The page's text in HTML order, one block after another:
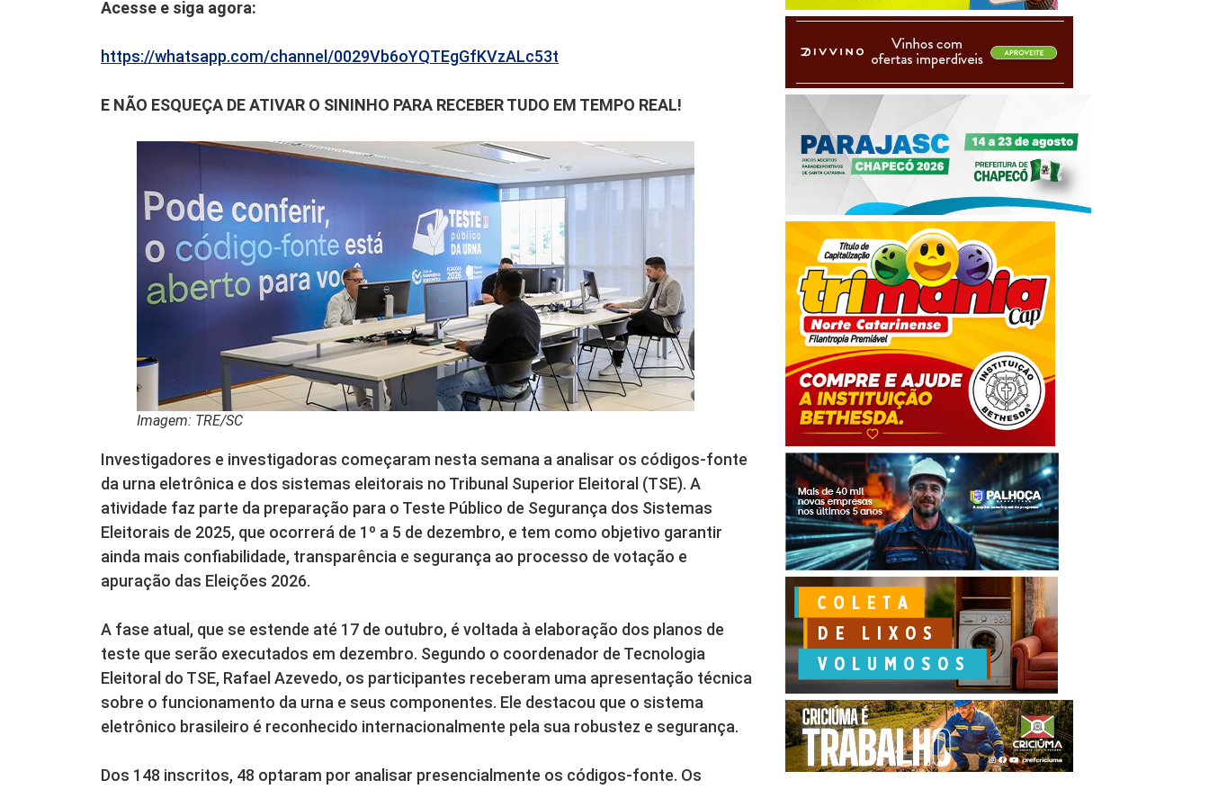
Acesse e siga agora:
https://whatsapp.com/channel/0029Vb6oYQTEgGfKVzALc53t
E NÃO ESQUEÇA DE ATIVAR O SININHO PARA RECEBER TUDO EM TEMPO REAL!
Imagem: TRE/SC
Investigadores e investigadoras começaram nesta semana a analisar os códigos-fonte
da urna eletrônica e dos sistemas eleitorais no Tribunal Superior Eleitoral (TSE). A
atividade faz parte da preparação para o Teste Público de Segurança dos Sistemas
Eleitorais de 2025, que ocorrerá de 1º a 5 de dezembro, e tem como objetivo garantir
ainda mais confiabilidade, transparência e segurança ao processo de votação e
apuração das Eleições 2026.
A fase atual, que se estende até 17 de outubro, é voltada à elaboração dos planos de
teste que serão executados em dezembro. Segundo o coordenador de Tecnologia
Eleitoral do TSE, Rafael Azevedo, os participantes receberam uma apresentação técnica
sobre o funcionamento da urna e seus componentes. Ele destacou que o sistema
eletrônico brasileiro é reconhecido internacionalmente pela sua robustez e segurança.
Dos 148 inscritos, 48 optaram por analisar presencialmente os códigos-fonte. Os